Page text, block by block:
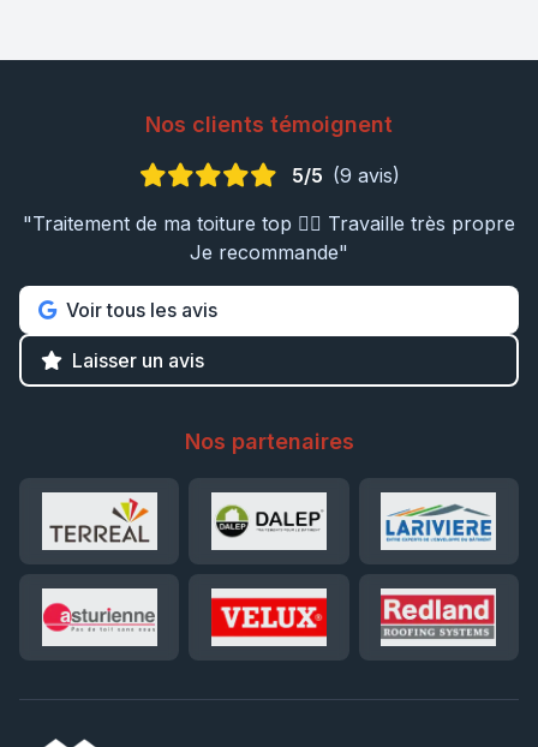
Nos clients témoignent
5/5 (9 avis)
"Traitement de ma toiture top 👍🏼 Travaille très propre
Je recommande"
Voir tous les avis
Laisser un avis
Nos partenaires